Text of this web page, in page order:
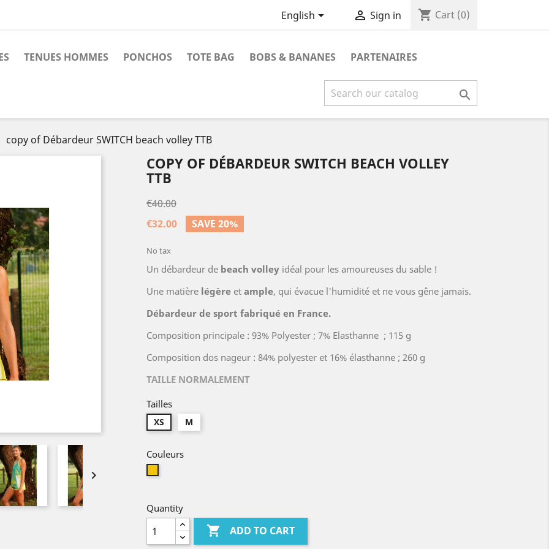
English  Sign in shopping_cart Cart (0)
TENUES HOMMES PONCHOS TOTE BAG BOBS & BANANES PARTENAIRES

copy of Débardeur SWITCH beach volley TTB

COPY OF DÉBARDEUR SWITCH BEACH VOLLEY
TTB
€40.00
€32.00
SAVE 20%
No tax
Un débardeur de beach volley idéal pour les amoureuses du sable !
Une matière légère et ample, qui évacue l'humidité et ne vous gêne jamais.
Débardeur de sport fabriqué en France.
Composition principale : 93% Polyester ; 7% Elasthanne ; 115 g
Composition dos nageur : 84% polyester et 16% élasthanne ; 260 g
TAILLE NORMALEMENT
Tailles
XS M
Couleurs
Quantity
 ADD TO CART